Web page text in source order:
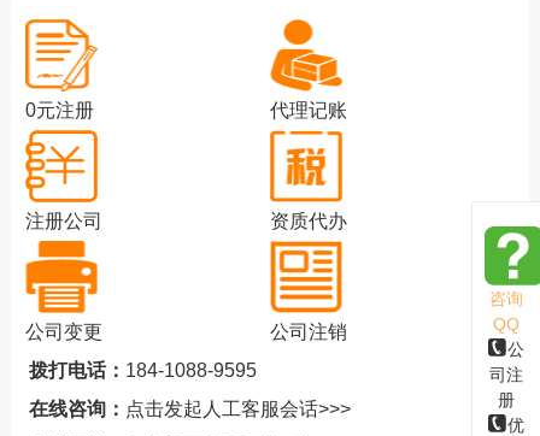
0元注册 代理记账
注册公司 资质代办
公司变更
公司注销
拨打电话： 184-1088-9595
在线咨询： 点击发起人工客服会话>>>
咨询
QQ
公
司注
册
优